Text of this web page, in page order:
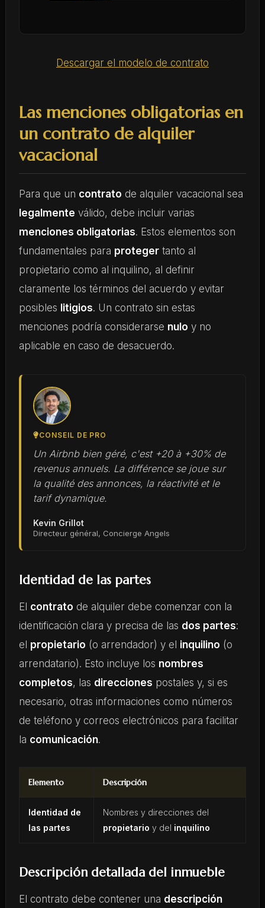
Descargar el modelo de contrato
Las menciones obligatorias en
un contrato de alquiler
vacacional
Para que un contrato de alquiler vacacional sea
legalmente válido, debe incluir varias
menciones obligatorias. Estos elementos son
fundamentales para protegertanto al
propietario como al inquilino, al definir
claramente los términos del acuerdo y evitar
posibles litigios. Un contrato sin estas
menciones podría considerarse nulo y no
aplicable en caso de desacuerdo.
CONSEIL DE PRO
Un Airbnb bien géré, c'est +20 à +30% de
revenus annuels. La différence se joue sur
la qualité des annonces, la réactivité et le
tarif dynamique.
Kevin Grillot
Directeur général, Concierge Angels
Identidad de las partes
El contrato de alquiler debe comenzar con la
identificación clara y precisa de las dos partes:
el propietario (o arrendador) y el inquilino (o
arrendatario). Esto incluye los nombres
completos, las direcciones postales y, si es
necesario, otras informaciones como números
de teléfono y correos electrónicos para facilitar
la comunicación.
Elemento Descripción
Identidad de
las partes
Nombres y direcciones del
propietario y del inquilino
Descripción detallada del inmueble
El contrato debe contener una descripción